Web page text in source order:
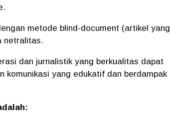
metode blind-document (artikel yang
netralitas.
dan jurnalistik yang berkualitas dapat
komunikasi yang edukatif dan berdampak